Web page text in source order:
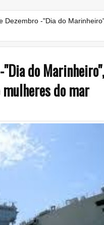
Dezembro -"Dia do
do
mulheres do mar